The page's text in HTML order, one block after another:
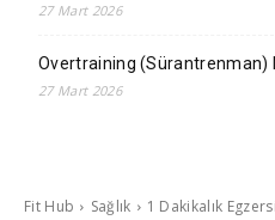
27 Mart 2026
Overtraining (Sürantrenman)
27 Mart 2026